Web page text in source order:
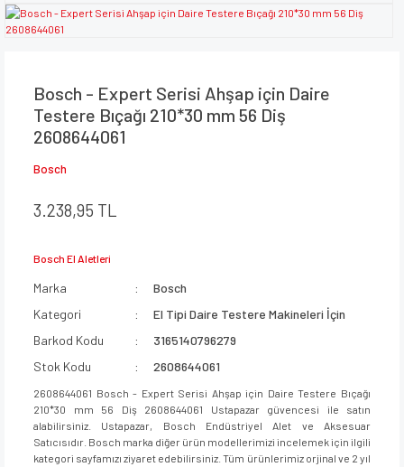
Bosch - Expert Serisi Ahşap için Daire
Testere Bıçağı 210*30 mm 56 Diş
2608644061
Bosch
3.238,95 TL
Bosch El Aletleri
Marka
Bosch
Kategori
El Tipi Daire Testere Makineleri İçin
Barkod Kodu
3165140796279
Stok Kodu
2608644061
2608644061 Bosch - Expert Serisi Ahşap için Daire Testere Bıçağı
210*30 mm 56 Diş 2608644061 Ustapazar güvencesi ile satın
alabilirsiniz. Ustapazar, Bosch Endüstriyel Alet ve Aksesuar
Satıcısıdır. Bosch marka diğer ürün modellerimizi incelemek için ilgili
kategori sayfamızı ziyaret edebilirsiniz. Tüm ürünlerimiz orjinal ve 2 yıl